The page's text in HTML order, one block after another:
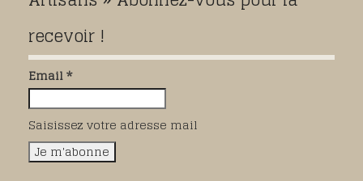
recevoir !
Email *
Saisissez votre adresse mail